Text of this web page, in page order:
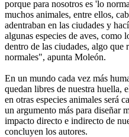
porque para nosotros es 'lo
muchos animales, entre ellos,
adentraban en las ciudades y
algunas especies de aves, como
dentro de las ciudades, algo que
normales", apunta Moleón.
En un mundo cada vez más
quedan libres de nuestra huella,
en otras especies animales será
un argumento más para diseñar
impacto directo e indirecto de
concluyen los autores.